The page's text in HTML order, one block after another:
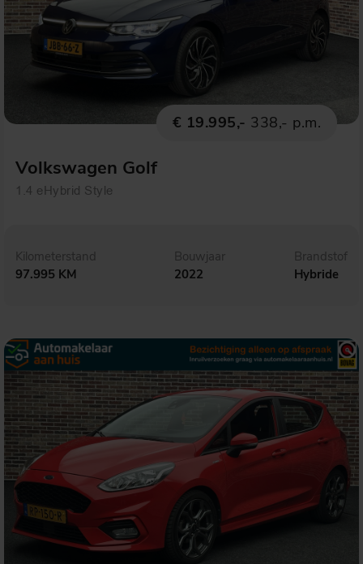
€ 19.995,- 338,- p.m.
Volkswagen Golf
1.4 eHybrid Style
Kilometerstand
97.995 KM
Bouwjaar
2022
Brandstof
Hybride